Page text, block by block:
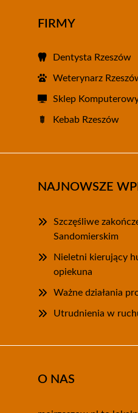
FIRMY
Dentysta Rzeszów
Weterynarz
Sklep
Kebab Rzeszów
NAJNOWSZE
Szczęśliwe
Sandomierskim
Nieletni kierujący
opiekuna
Ważne działania
Utrudnienia w
O NAS